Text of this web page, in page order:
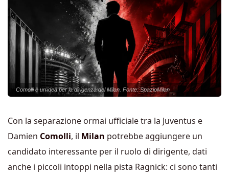
Comolli è un'idea per la dirigenza del Milan. Fonte: SpazioMilan
Con la separazione ormai ufficiale tra la Juventus e
Damien Comolli, il Milan potrebbe aggiungere un
candidato interessante per il ruolo di dirigente, dati
anche i piccoli intoppi nella pista Ragnick: ci sono tanti